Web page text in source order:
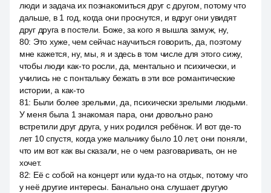
люди и задача их познакомиться друг с другом, потому что
дальше, в 1 год, когда они проснутся, и вдруг они увидят
друг друга в постели. Боже, за кого я вышла замуж, ну,
80: Это хуже, чем сейчас научиться говорить, да, поэтому
мне кажется, ну, мы, я и здесь в том числе для этого сижу,
чтобы люди как-то росли, да, ментально и психически, и
учились не с понталыку бежать в эти все романтические
истории, а как-то
81: Были более зрелыми, да, психически зрелыми людьми.
У меня была 1 знакомая пара, они довольно рано
встретили друг друга, у них родился ребёнок. И вот где-то
лет 10 спустя, когда уже мальчику было 10 лет, они поняли,
что им вот как вы сказали, не о чем разговаривать, он не
хочет.
82: Её с собой на концерт или куда-то на отдых, потому что
у неё другие интересы. Банально она слушает другую